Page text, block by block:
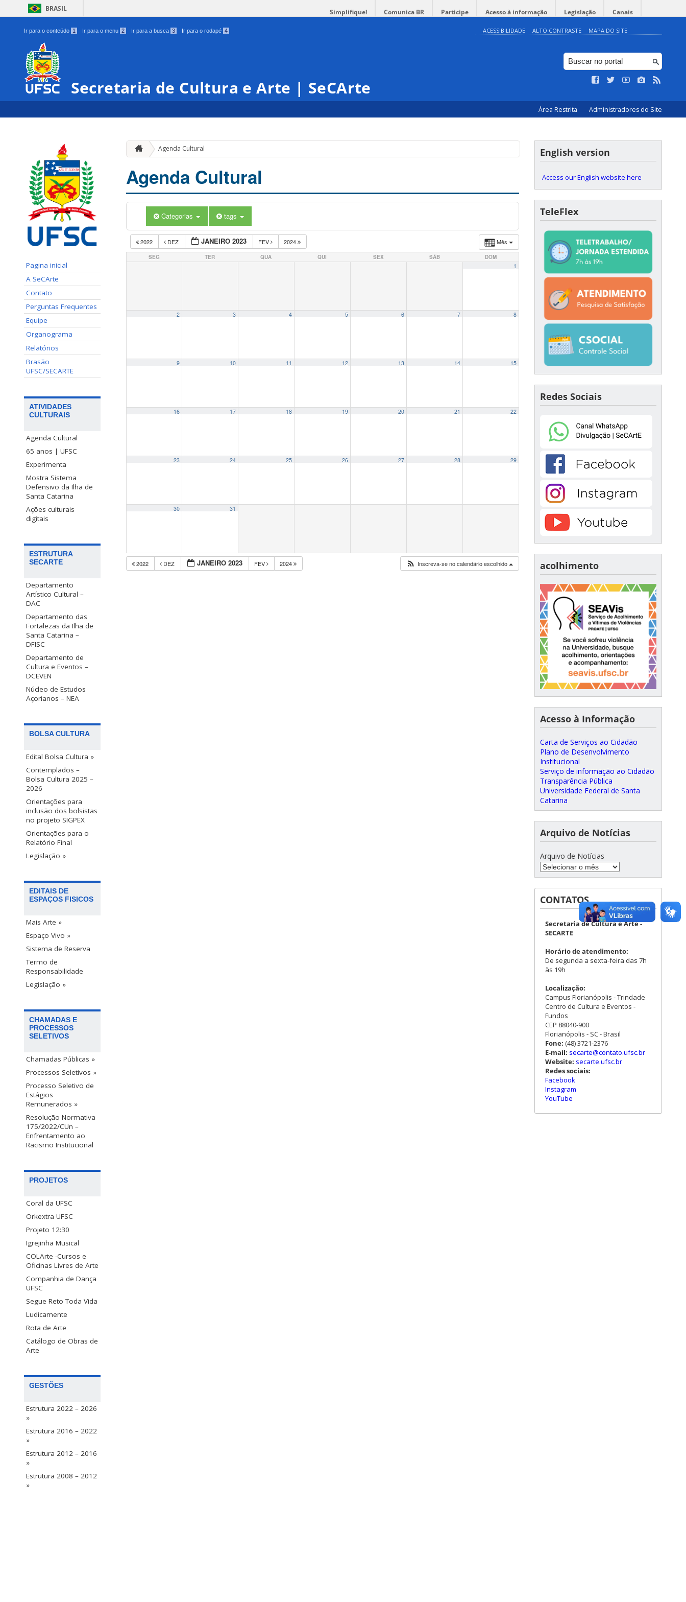
BRASIL Simplifique! Comunica BR Participe Acesso à informação Legislação Canais
Ir para o conteúdo 1 Ir para o menu 2 Ir para a busca 3 Ir para o rodapé 4 ACESSIBILIDADE ALTO CONTRASTE MAPA DO SITE
Secretaria de Cultura e Arte | SeCArte
Área Restrita Administradores do Site
Pagina inicial
A SeCArte
Contato
Perguntas Frequentes
Equipe
Organograma
Relatórios
Brasão
UFSC/SECARTE
ATIVIDADES
CULTURAIS
Agenda Cultural
65 anos | UFSC
Experimenta
Mostra Sistema
Defensivo da Ilha de
Santa Catarina
Ações culturais
digitais
ESTRUTURA
SECARTE
Departamento
Artístico Cultural –
DAC
Departamento das
Fortalezas da Ilha de
Santa Catarina –
DFISC
Departamento de
Cultura e Eventos –
DCEVEN
Núcleo de Estudos
Açorianos – NEA
BOLSA CULTURA
Edital Bolsa Cultura »
Contemplados –
Bolsa Cultura 2025 –
2026
Orientações para
inclusão dos bolsistas
no projeto SIGPEX
Orientações para o
Relatório Final
Legislação »
EDITAIS DE
ESPAÇOS FISICOS
Mais Arte »
Espaço Vivo »
Sistema de Reserva
Termo de
Responsabilidade
Legislação »
CHAMADAS E
PROCESSOS
SELETIVOS
Chamadas Públicas »
Processos Seletivos »
Processo Seletivo de
Estágios
Remunerados »
Resolução Normativa
175/2022/CUn –
Enfrentamento ao
Racismo Institucional
PROJETOS
Coral da UFSC
Orkextra UFSC
Projeto 12:30
Igrejinha Musical
COLArte -Cursos e
Oficinas Livres de Arte
Companhia de Dança
UFSC
Segue Reto Toda Vida
Ludicamente
Rota de Arte
Catálogo de Obras de
Arte
GESTÕES
Estrutura 2022 – 2026
»
Estrutura 2016 – 2022
»
Estrutura 2012 – 2016
»
Estrutura 2008 – 2012
»
Agenda Cultural
Agenda Cultural
Categorias tags
Mês
2022 DEZ JANEIRO 2023 FEV 2024
SEG TER QUA QUI SEX SÁB DOM
1
2 3 4 5 6 7 8
9 10 11 12 13 14 15
16 17 18 19 20 21 22
23 24 25 26 27 28 29
30 31
2022 DEZ JANEIRO 2023 FEV 2024 Inscreva-se no calendário escolhido
English version
Access our English website here
TeleFlex
Redes Sociais
acolhimento
Acesso à Informação
Carta de Serviços ao Cidadão
Plano de Desenvolvimento
Institucional
Serviço de informação ao Cidadão
Transparência Pública
Universidade Federal de Santa
Catarina
Arquivo de Notícias
Arquivo de Notícias
CONTATOS
Secretaria de Cultura e Arte -
SECARTE
Horário de atendimento:
De segunda a sexta-feira das 7h
às 19h
Localização:
Campus Florianópolis - Trindade
Centro de Cultura e Eventos -
Fundos
CEP 88040-900
Florianópolis - SC - Brasil
Fone: (48) 3721-2376
E-mail: secarte@contato.ufsc.br
Website: secarte.ufsc.br
Redes sociais:
Facebook
Instagram
YouTube